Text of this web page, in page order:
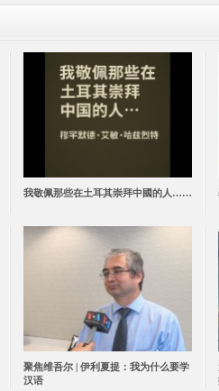
我敬佩那些在土耳其崇拜中國的人……
聚焦维吾尔 | 伊利夏提：我为什么要学
汉语